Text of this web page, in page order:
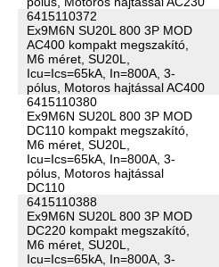
6415110372
Ex9M6N SU20L 800 3P MOD
AC400 kompakt megszakító,
M6 méret, SU20L,
Icu=Ics=65kA, In=800A, 3-
pólus, Motoros hajtással AC400
6415110380
Ex9M6N SU20L 800 3P MOD
DC110 kompakt megszakító,
M6 méret, SU20L,
Icu=Ics=65kA, In=800A, 3-
pólus, Motoros hajtással
DC110
6415110388
Ex9M6N SU20L 800 3P MOD
DC220 kompakt megszakító,
M6 méret, SU20L,
Icu=Ics=65kA, In=800A, 3-